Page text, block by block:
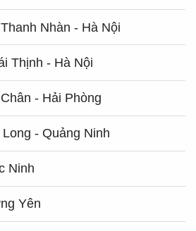
Nhàn - Hà Nội
Thịnh - Hà Nội
- Hải Phòng
- Quảng Ninh
Ninh
Yên